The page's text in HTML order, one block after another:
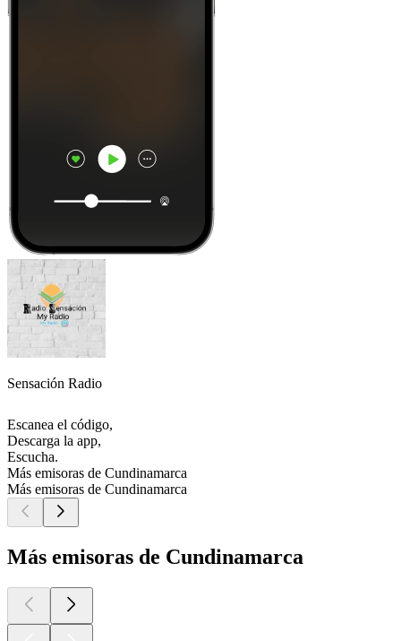
Sensación Radio
Escanea el código,
Descarga la app,
Escucha.
Más emisoras de Cundinamarca
Más emisoras de Cundinamarca
Más emisoras de Cundinamarca